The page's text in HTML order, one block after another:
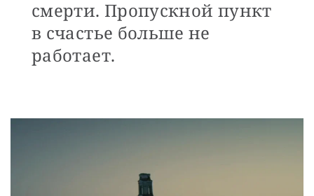
смерти. Пропускной пункт
в счастье больше не
работает.